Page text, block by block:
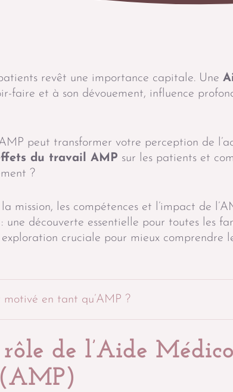
revêt une importance capitale. Une
faire et à son dévouement, influence
peut transformer votre perception de
du travail AMP sur les patients et
?
mission, les compétences et l’impact de
: une découverte essentielle pour toutes les
cruciale pour mieux comprendre
en tant qu’AMP ?
de l’Aide